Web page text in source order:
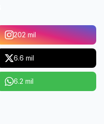
202 mil
6.6 mil
6.2 mil